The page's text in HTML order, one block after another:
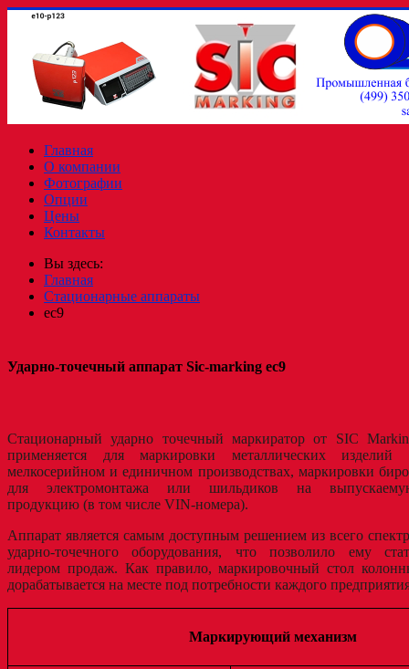
Главная
О компании
Фотографии
Опции
Цены
Контакты
Вы здесь:
Главная
Стационарные аппараты
eс9
Ударно-точечный аппарат Sic-marking ec9
Стационарный ударно точечный маркиратор от SIC
применяется для маркировки металлических изделий
мелкосерийном и единичном производствах, маркировки
для электромонтажа или шильдиков на
продукцию (в том числе VIN-номера).
Аппарат является самым доступным решением из всего
ударно-точечного оборудования, что позволило ему
лидером продаж. Как правило, маркировочный стол
дорабатывается на месте под потребности каждого
Маркирующий механизм